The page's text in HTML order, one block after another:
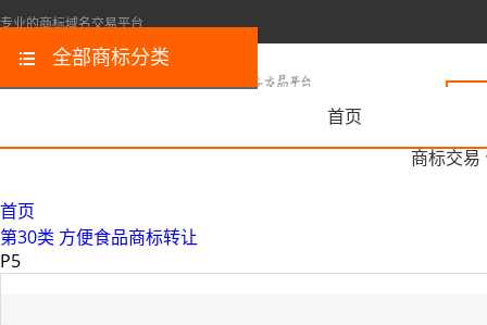
专业的商标域名交易平台
首页
商标交易
全部商标分类
首页
第30类 方便食品商标转让
P5